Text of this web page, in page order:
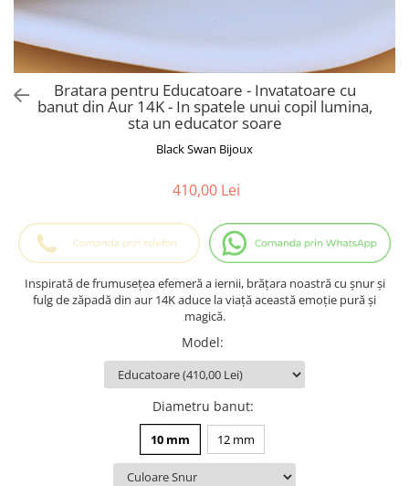
Cadouri pentru Absolvire
Cadou Educatoare / Invatatoare /
Profesoare
Cadouri Cupluri
Cercei din aur
Bijuterii Profesii
Bijuterii Pasiuni & Hobby
Bijuterii Tematice Sport
Bijuterii cu mesaj Motivational
Bijuterii personalizate cu poza
Bratara pentru Educatoare - Invatatoare cu
banut din Aur 14K - In spatele unui copil lumina,
sta un educator soare
Black Swan Bijoux
410,00 Lei
Inspirată de frumusețea efemeră a iernii, brățara noastră cu șnur și
fulg de zăpadă din aur 14K aduce la viață această emoție pură și
magică.
Model:
Diametru banut:
10 mm 12 mm